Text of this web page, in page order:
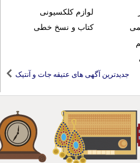
جدیدترین آگهی های عتیقه جات و آنتیک
لوازم کلکسیونی
کتاب و نسخ خطی